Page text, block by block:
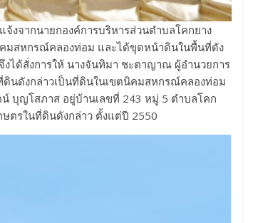
งจากนายกองค์การบริหารส่วนตำบลโคกยาง
คมสหกรณ์คลองท่อม และได้ขุดหน้าดินในพื้นที่ดัง
ได้สั่งการให้ นางจันทิมา ชะตาญาณ ผู้อำนวยการ
นดังกล่าวเป็นที่ดินในเขตนิคมสหกรณ์คลองท่อม
บุญโสภาส อยู่บ้านเลขที่ 243 หมู่ 5 ตำบลโคก
ษตรในที่ดินดังกล่าว ตั้งแต่ปี 2550